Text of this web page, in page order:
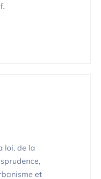
loi, de la
et